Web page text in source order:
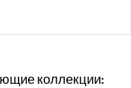
коллекции: